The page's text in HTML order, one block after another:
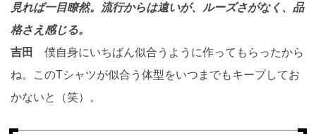
見れば一目瞭然。流行からは遠いが、ルーズさがなく、品
格さえ感じる。
吉田
僕自身にいちばん似合うように作ってもらったから
ね。このTシャツが似合う体型をいつまでもキープしてお
かないと（笑）。